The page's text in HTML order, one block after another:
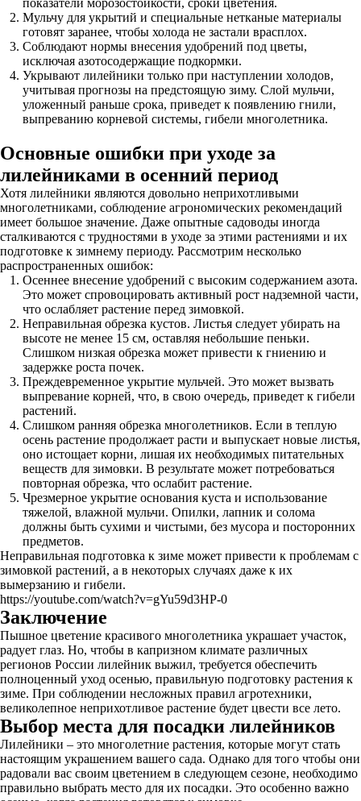
показатели морозостойкости, сроки цветения.
Мульчу для укрытий и специальные нетканые материалы
готовят заранее, чтобы холода не застали врасплох.
Соблюдают нормы внесения удобрений под цветы,
исключая азотосодержащие подкормки.
Укрывают лилейники только при наступлении холодов,
учитывая прогнозы на предстоящую зиму. Слой мульчи,
уложенный раньше срока, приведет к появлению гнили,
выпреванию корневой системы, гибели многолетника.
Основные ошибки при уходе за
лилейниками в осенний период
Хотя лилейники являются довольно неприхотливыми
многолетниками, соблюдение агрономических рекомендаций
имеет большое значение. Даже опытные садоводы иногда
сталкиваются с трудностями в уходе за этими растениями и их
подготовке к зимнему периоду. Рассмотрим несколько
распространенных ошибок:
Осеннее внесение удобрений с высоким содержанием азота.
Это может спровоцировать активный рост надземной части,
что ослабляет растение перед зимовкой.
Неправильная обрезка кустов. Листья следует убирать на
высоте не менее 15 см, оставляя небольшие пеньки.
Слишком низкая обрезка может привести к гниению и
задержке роста почек.
Преждевременное укрытие мульчей. Это может вызвать
выпревание корней, что, в свою очередь, приведет к гибели
растений.
Слишком ранняя обрезка многолетников. Если в теплую
осень растение продолжает расти и выпускает новые листья,
оно истощает корни, лишая их необходимых питательных
веществ для зимовки. В результате может потребоваться
повторная обрезка, что ослабит растение.
Чрезмерное укрытие основания куста и использование
тяжелой, влажной мульчи. Опилки, лапник и солома
должны быть сухими и чистыми, без мусора и посторонних
предметов.
Неправильная подготовка к зиме может привести к проблемам с
зимовкой растений, а в некоторых случаях даже к их
вымерзанию и гибели.
https://youtube.com/watch?v=gYu59d3HP-0
Заключение
Пышное цветение красивого многолетника украшает участок,
радует глаз. Но, чтобы в капризном климате различных
регионов России лилейник выжил, требуется обеспечить
полноценный уход осенью, правильную подготовку растения к
зиме. При соблюдении несложных правил агротехники,
великолепное неприхотливое растение будет цвести все лето.
Выбор места для посадки лилейников
Лилейники – это многолетние растения, которые могут стать
настоящим украшением вашего сада. Однако для того чтобы они
радовали вас своим цветением в следующем сезоне, необходимо
правильно выбрать место для их посадки. Это особенно важно